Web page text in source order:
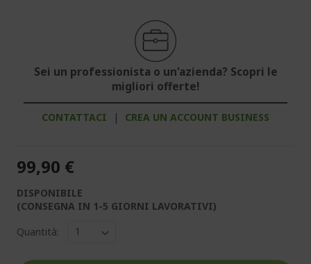
Sei un professionista o un'azienda? Scopri le
migliori offerte!
CONTATTACI | CREA UN ACCOUNT BUSINESS
99,90 €
DISPONIBILE
(CONSEGNA IN 1-5 GIORNI LAVORATIVI)
Quantità: